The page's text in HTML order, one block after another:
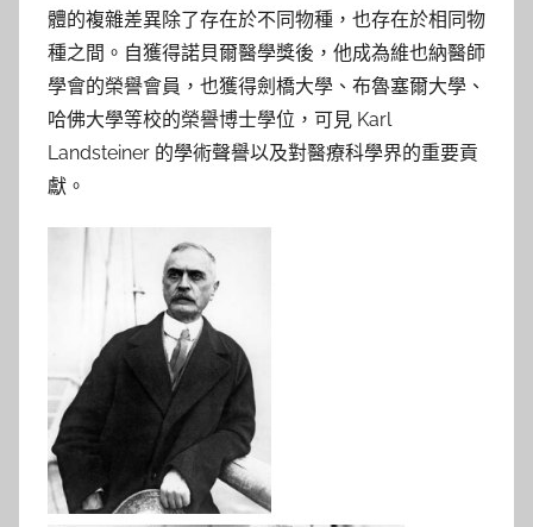
體的複雜差異除了存在於不同物種，也存在於相同物
種之間。自獲得諾貝爾醫學獎後，他成為維也納醫師
學會的榮譽會員，也獲得劍橋大學、布魯塞爾大學、
哈佛大學等校的榮譽博士學位，可見 Karl
Landsteiner 的學術聲譽以及對醫療科學界的重要貢
獻。